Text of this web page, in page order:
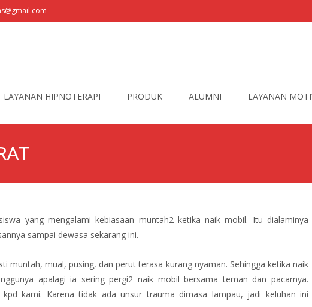
LAYANAN HIPNOTERAPI PRODUK ALUMNI LAYANAN
yang mengalami kebiasaan muntah2 ketika naik mobil. Itu dialaminya
sampai dewasa sekarang ini.
muntah, mual, pusing, dan perut terasa kurang nyaman. Sehingga ketika naik
apalagi ia sering pergi2 naik mobil bersama teman dan pacarnya.
kami. Karena tidak ada unsur trauma dimasa lampau, jadi keluhan ini